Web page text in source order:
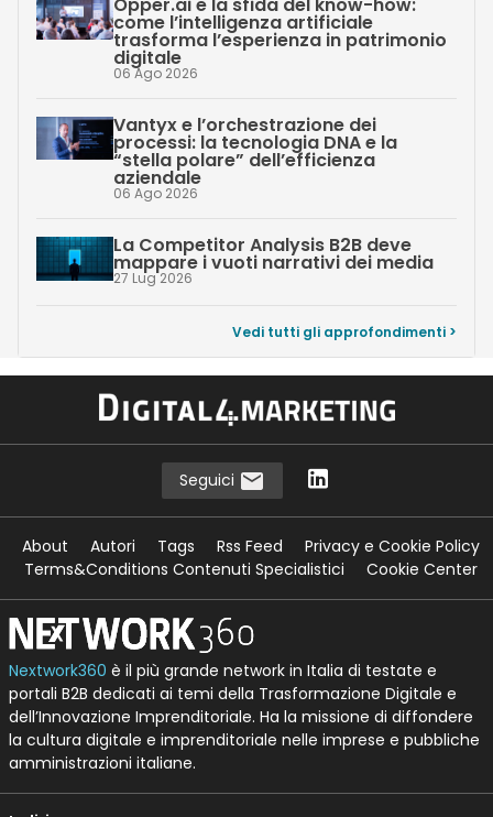
come l’intelligenza artificiale
trasforma l’esperienza in patrimonio
digitale
06 Ago 2026
Vantyx e l’orchestrazione dei
processi: la tecnologia DNA e la
“stella polare” dell’efficienza
aziendale
06 Ago 2026
La Competitor Analysis B2B deve
mappare i vuoti narrativi dei media
27 Lug 2026
Vedi tutti gli approfondimenti >
Seguici
About Autori Tags Rss Feed
Privacy e Cookie Policy
Terms&Conditions Contenuti Specialistici
Cookie Center
Nextwork360 è il più grande network in Italia di testate e
portali B2B dedicati ai temi della Trasformazione Digitale e
dell’Innovazione Imprenditoriale. Ha la missione di diffondere
la cultura digitale e imprenditoriale nelle imprese e pubbliche
amministrazioni italiane.